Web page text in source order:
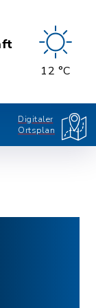
12 °C
Digitaler
Ortsplan